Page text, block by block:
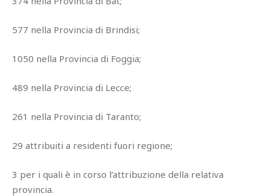
577 nella Provincia di Brindisi;
1050 nella Provincia di Foggia;
489 nella Provincia di Lecce;
261 nella Provincia di Taranto;
29 attribuiti a residenti fuori regione;
3 per i quali è in corso l’attribuzione della relativa
provincia.